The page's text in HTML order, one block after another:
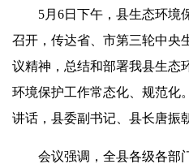
5月6日下午，县生态环境
召开，传达省、市第三轮中央
议精神，总结和部署我县生态
环境保护工作常态化、规范化
讲话，县委副书记、县长唐振
会议强调，全县各级各部